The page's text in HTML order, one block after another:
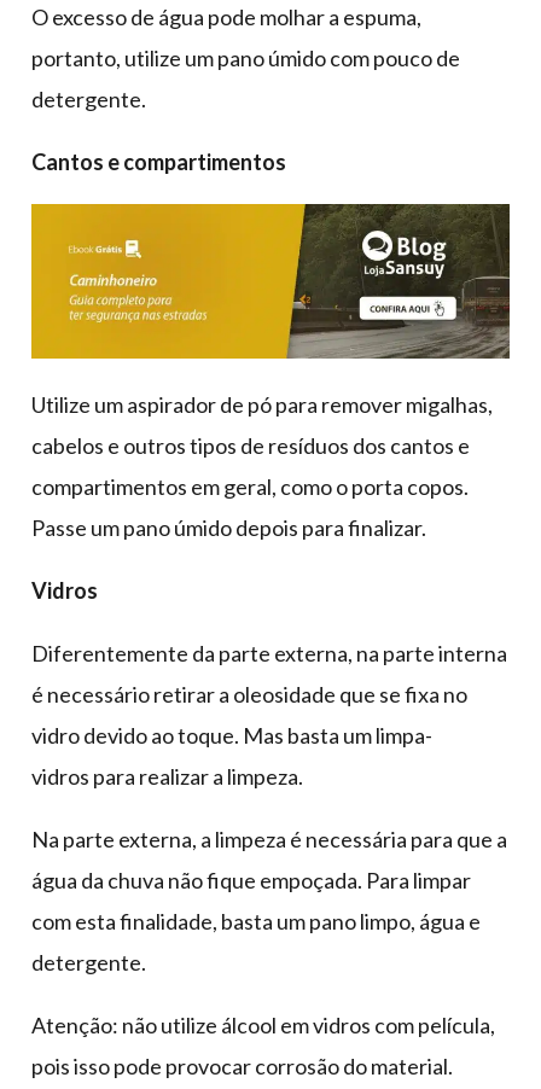
O excesso de água pode molhar a espuma,
portanto, utilize um pano úmido com pouco de
detergente.
Cantos e compartimentos
Utilize um aspirador de pó para remover migalhas,
cabelos e outros tipos de resíduos dos cantos e
compartimentos em geral, como o porta copos.
Passe um pano úmido depois para finalizar.
Vidros
Diferentemente da parte externa, na parte interna
é necessário retirar a oleosidade que se fixa no
vidro devido ao toque. Mas basta um limpa-
vidros para realizar a limpeza.
Na parte externa, a limpeza é necessária para que a
água da chuva não fique empoçada. Para limpar
com esta finalidade, basta um pano limpo, água e
detergente.
Atenção: não utilize álcool em vidros com película,
pois isso pode provocar corrosão do material.